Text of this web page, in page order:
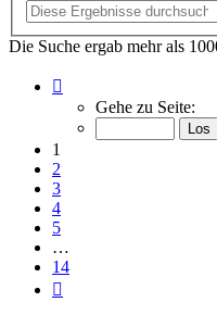
Die Suche ergab mehr als
von
Gehe zu Seite:
1
2
3
4
5
…
14